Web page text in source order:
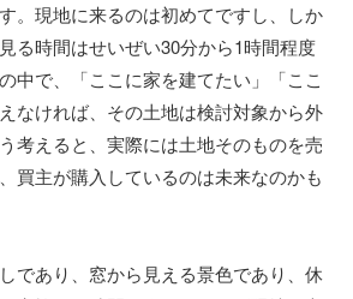
。現地に来るのは初めてですし、しか
る時間はせいぜい30分から1時間程度
中で、「ここに家を建てたい」「ここ
なければ、その土地は検討対象から外
考えると、実際には土地そのものを売
買主が購入しているのは未来なのかも
であり、窓から見える景色であり、休